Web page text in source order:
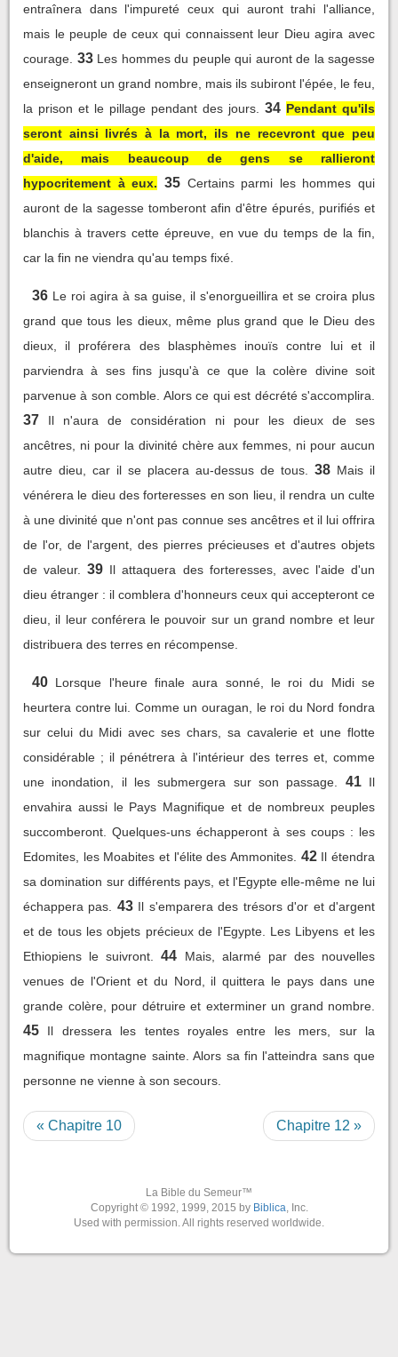
entraînera dans l'impureté ceux qui auront trahi l'alliance,
mais le peuple de ceux qui connaissent leur Dieu agira avec
courage. 33 Les hommes du peuple qui auront de la sagesse
enseigneront un grand nombre, mais ils subiront l'épée, le feu,
la prison et le pillage pendant des jours.
34 Pendant qu'ils
seront ainsi livrés à la mort, ils ne recevront que peu
d'aide, mais beaucoup de gens se rallieront
hypocritement à eux. 35 Certains parmi les hommes qui
auront de la sagesse tomberont afin d'être épurés, purifiés et
blanchis à travers cette épreuve, en vue du temps de la fin,
car la fin ne viendra qu'au temps fixé.
36 Le roi agira à sa guise, il s'enorgueillira et se croira plus
grand que tous les dieux, même plus grand que le Dieu des
dieux, il proférera des blasphèmes inouïs contre lui et il
parviendra à ses fins jusqu'à ce que la colère divine soit
parvenue à son comble. Alors ce qui est décrété s'accomplira.
37
Il n'aura de considération ni pour les dieux de ses
ancêtres, ni pour la divinité chère aux femmes, ni pour aucun
autre dieu, car il se placera au-dessus de tous.
38 Mais il
vénérera le dieu des forteresses en son lieu, il rendra un culte
à une divinité que n'ont pas connue ses ancêtres et il lui offrira
de l'or, de l'argent, des pierres précieuses et d'autres objets
de valeur.
39 Il attaquera des forteresses, avec l'aide d'un
dieu étranger : il comblera d'honneurs ceux qui accepteront ce
dieu, il leur conférera le pouvoir sur un grand nombre et leur
distribuera des terres en récompense.
40 Lorsque l'heure finale aura sonné, le roi du Midi se
heurtera contre lui. Comme un ouragan, le roi du Nord fondra
sur celui du Midi avec ses chars, sa cavalerie et une flotte
considérable ; il pénétrera à l'intérieur des terres et, comme
une inondation, il les submergera sur son passage.
41 Il
envahira aussi le Pays Magnifique et de nombreux peuples
succomberont. Quelques-uns échapperont à ses coups : les
Edomites, les Moabites et l'élite des Ammonites. 42 Il étendra
sa domination sur différents pays, et l'Egypte elle-même ne lui
échappera pas.
43 Il s'emparera des trésors d'or et d'argent
et de tous les objets précieux de l'Egypte. Les Libyens et les
Ethiopiens le suivront.
44
Mais, alarmé par des nouvelles
venues de l'Orient et du Nord, il quittera le pays dans une
grande colère, pour détruire et exterminer un grand nombre.
45
Il dressera les tentes royales entre les mers, sur la
magnifique montagne sainte. Alors sa fin l'atteindra sans que
personne ne vienne à son secours.
« Chapitre 10 Chapitre 12 »
La Bible du Semeur™
Copyright © 1992, 1999, 2015 by Biblica, Inc.
Used with permission. All rights reserved worldwide.